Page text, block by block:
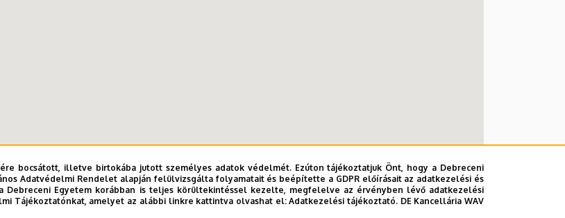
bocsátott, illetve birtokába jutott személyes adatok védelmét. Ezúton tájékoztatjuk Önt, hogy a Debreceni
Adatvédelmi Rendelet alapján felülvizsgálta folyamatait és beépítette a GDPR előírásait az adatkezelési és
Debreceni Egyetem korábban is teljes körültekintéssel kezelte, megfelelve az érvényben lévő adatkezelési
Tájékoztatónkat, amelyet az alábbi linkre kattintva olvashat el:Adatkezelési tájékoztató. DE Kancellária WAV